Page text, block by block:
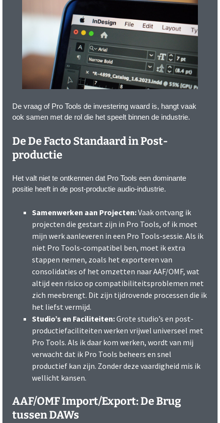
De vraag of Pro Tools de investering waard is, hangt vaak
ook samen met de rol die het speelt binnen de industrie.
De De Facto Standaard in Post-
productie
Het valt niet te ontkennen dat Pro Tools een dominante
positie heeft in de post-productie audio-industrie.
Samenwerken aan Projecten:Vaak ontvang ik
projecten die gestart zijn in Pro Tools, of ik moet
mijn werk aanleveren in een Pro Tools-sessie. Als ik
niet Pro Tools-compatibel ben, moet ik extra
stappen nemen, zoals het exporteren van
consolidaties of het omzetten naar AAF/OMF, wat
altijd een risico op compatibiliteitsproblemen met
zich meebrengt. Dit zijn tijdrovende processen die ik
het liefst vermijd.
Studio’s en Faciliteiten:Grote studio’s en post-
productiefaciliteiten werken vrijwel universeel met
Pro Tools. Als ik daar kom werken, wordt van mij
verwacht dat ik Pro Tools beheers en snel
productief kan zijn. Zonder deze vaardigheid mis ik
wellicht kansen.
AAF/OMF Import/Export: De Brug
tussen DAWs